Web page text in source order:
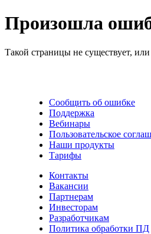
Произошла
Такой страницы не существует,
Сообщить об ошибке
Поддержка
Вебинары
Пользовательское
Наши продукты
Тарифы
Контакты
Вакансии
Партнерам
Инвесторам
Разработчикам
Политика обработки ПД